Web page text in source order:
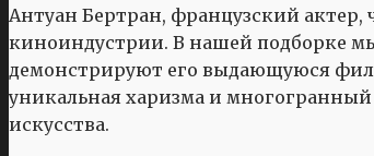
Антуан Бертран, французский актер,
киноиндустрии. В нашей подборке
демонстрируют его выдающуюся
уникальная харизма и
искусства.